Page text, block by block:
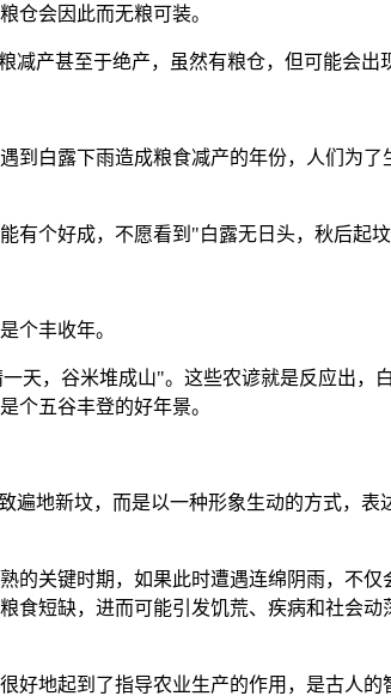
仓会因此而无粮可装。
产甚至于绝产，虽然有粮仓，但可能会出
白露下雨造成粮食减产的年份，人们为
有个好成，不愿看到"白露无日头，秋后起坟
个丰收年。
，谷米堆成山"。这些农谚就是反应出，
个五谷丰登的好年景。
地新坟，而是以一种形象生动的方式，表
关键时期，如果此时遭遇连绵阴雨，不
食短缺，进而可能引发饥荒、疾病和社会
好地起到了指导农业生产的作用，是古人